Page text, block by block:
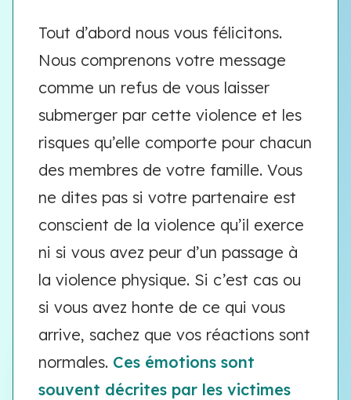
Tout d’abord nous vous félicitons.
Nous comprenons votre message
comme un refus de vous laisser
submerger par cette violence et les
risques qu’elle comporte pour chacun
des membres de votre famille. Vous
ne dites pas si votre partenaire est
conscient de la violence qu’il exerce
ni si vous avez peur d’un passage à
la violence physique. Si c’est cas ou
si vous avez honte de ce qui vous
arrive, sachez que vos réactions sont
normales. Ces émotions sont
souvent décrites par les victimes